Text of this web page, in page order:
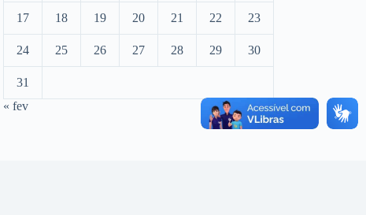
17 18 19 20 21 22 23
24 25 26 27 28 29 30
31
« fev